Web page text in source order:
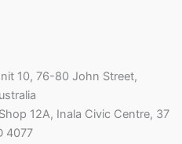
10, 76-80 John Street,
12A, Inala Civic Centre, 37
4077